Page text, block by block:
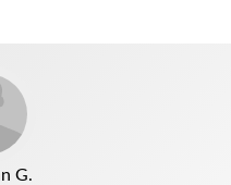
G.